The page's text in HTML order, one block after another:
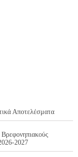
Αποτελέσματα
2027